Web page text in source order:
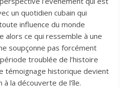
un quotidien cubain qui
influence du monde
alors ce qui ressemble à une
soupçonne pas forcément
troublée de l’histoire
témoignage historique devient
la découverte de l’île.